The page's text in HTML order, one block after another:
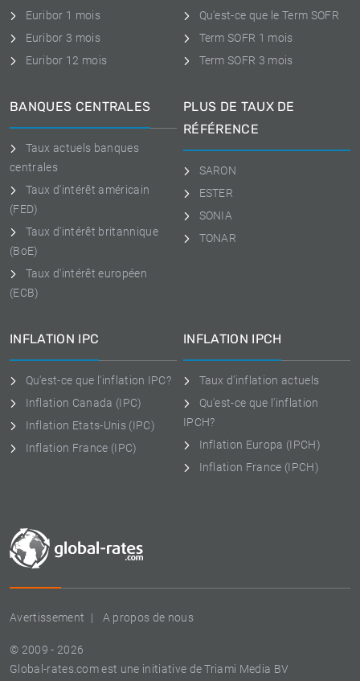
Avertissement A propos de nous
© 2009 - 2026
Global-rates.com est une initiative de Triami Media BV
Euribor 1 mois
Euribor 3 mois
Euribor 12 mois
Qu'est-ce que le Term SOFR
Term SOFR 1 mois
Term SOFR 3 mois
BANQUES CENTRALES
Taux actuels banques
centrales
Taux d'intérêt américain
(FED)
Taux d'intérêt britannique
(BoE)
Taux d'intérêt européen
(ECB)
PLUS DE TAUX DE
RÉFÉRENCE
SARON
ESTER
SONIA
TONAR
INFLATION IPC
Qu'est-ce que l'inflation IPC?
Inflation Canada (IPC)
Inflation Etats-Unis (IPC)
Inflation France (IPC)
INFLATION IPCH
Taux d'inflation actuels
Qu'est-ce que l'inflation
IPCH?
Inflation Europa (IPCH)
Inflation France (IPCH)